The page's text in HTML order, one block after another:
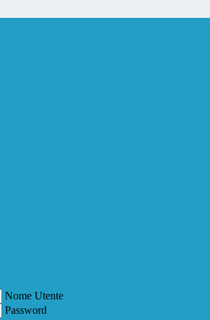
Nome Utente
Password